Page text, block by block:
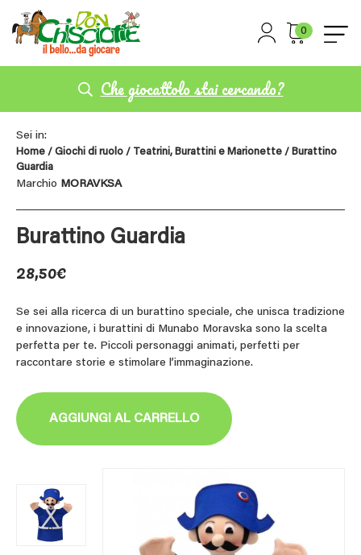
0
Che giocattolo stai cercando?
Sei in:
Home / Giochi di ruolo / Teatrini, Burattini e Marionette / Burattino
Guardia
Marchio MORAVKSA
Burattino Guardia
28,50€
Se sei alla ricerca di un burattino speciale, che unisca tradizione
e innovazione, i burattini di Munabo Moravska sono la scelta
perfetta per te. Piccoli personaggi animati, perfetti per
raccontare storie e stimolare l’immaginazione.
AGGIUNGI AL CARRELLO